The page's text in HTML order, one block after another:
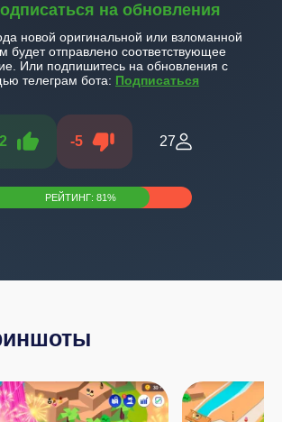
на обновления
новой оригинальной или взломанной
будет отправлено соответствующее
Или подпишитесь на обновления с
телеграм бота: Подписаться
-5 27
РЕЙТИНГ: 81%